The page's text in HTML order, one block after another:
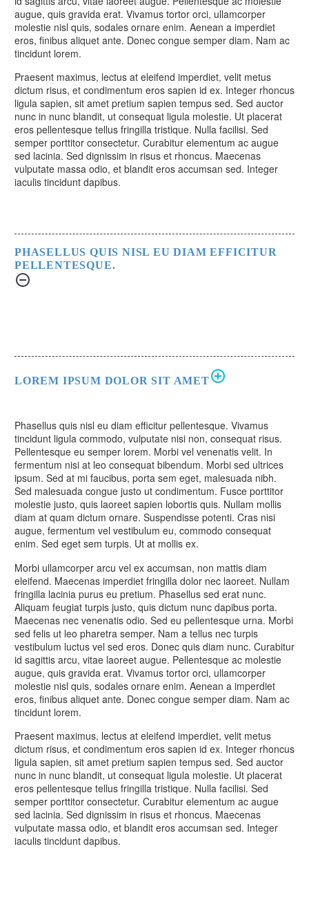
augue, quis gravida erat. Vivamus tortor orci, ullamcorper
molestie nisl quis, sodales ornare enim. Aenean a imperdiet
eros, finibus aliquet ante. Donec congue semper diam. Nam ac
tincidunt lorem.
Praesent maximus, lectus at eleifend imperdiet, velit metus
dictum risus, et condimentum eros sapien id ex. Integer rhoncus
ligula sapien, sit amet pretium sapien tempus sed. Sed auctor
nunc in nunc blandit, ut consequat ligula molestie. Ut placerat
eros pellentesque tellus fringilla tristique. Nulla facilisi. Sed
semper porttitor consectetur. Curabitur elementum ac augue
sed lacinia. Sed dignissim in risus et rhoncus. Maecenas
vulputate massa odio, et blandit eros accumsan sed. Integer
iaculis tincidunt dapibus.
PHASELLUS QUIS NISL EU DIAM EFFICITUR
PELLENTESQUE.
LOREM IPSUM DOLOR SIT AMET
Phasellus quis nisl eu diam efficitur pellentesque. Vivamus
tincidunt ligula commodo, vulputate nisi non, consequat risus.
Pellentesque eu semper lorem. Morbi vel venenatis velit. In
fermentum nisi at leo consequat bibendum. Morbi sed ultrices
ipsum. Sed at mi faucibus, porta sem eget, malesuada nibh.
Sed malesuada congue justo ut condimentum. Fusce porttitor
molestie justo, quis laoreet sapien lobortis quis. Nullam mollis
diam at quam dictum ornare. Suspendisse potenti. Cras nisi
augue, fermentum vel vestibulum eu, commodo consequat
enim. Sed eget sem turpis. Ut at mollis ex.
Morbi ullamcorper arcu vel ex accumsan, non mattis diam
eleifend. Maecenas imperdiet fringilla dolor nec laoreet. Nullam
fringilla lacinia purus eu pretium. Phasellus sed erat nunc.
Aliquam feugiat turpis justo, quis dictum nunc dapibus porta.
Maecenas nec venenatis odio. Sed eu pellentesque urna. Morbi
sed felis ut leo pharetra semper. Nam a tellus nec turpis
vestibulum luctus vel sed eros. Donec quis diam nunc. Curabitur
id sagittis arcu, vitae laoreet augue. Pellentesque ac molestie
augue, quis gravida erat. Vivamus tortor orci, ullamcorper
molestie nisl quis, sodales ornare enim. Aenean a imperdiet
eros, finibus aliquet ante. Donec congue semper diam. Nam ac
tincidunt lorem.
Praesent maximus, lectus at eleifend imperdiet, velit metus
dictum risus, et condimentum eros sapien id ex. Integer rhoncus
ligula sapien, sit amet pretium sapien tempus sed. Sed auctor
nunc in nunc blandit, ut consequat ligula molestie. Ut placerat
eros pellentesque tellus fringilla tristique. Nulla facilisi. Sed
semper porttitor consectetur. Curabitur elementum ac augue
sed lacinia. Sed dignissim in risus et rhoncus. Maecenas
vulputate massa odio, et blandit eros accumsan sed. Integer
iaculis tincidunt dapibus.